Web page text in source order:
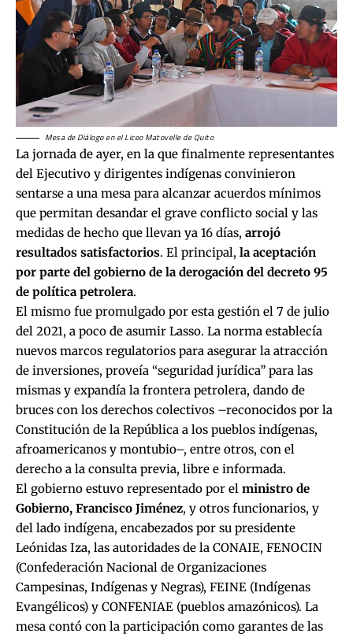
Mesa de Diálogo en el Liceo Matovelle de Quito
La jornada de ayer, en la que finalmente representantes
del Ejecutivo y dirigentes indígenas convinieron
sentarse a una mesa para alcanzar acuerdos mínimos
que permitan desandar el grave conflicto social y las
medidas de hecho que llevan ya 16 días, arrojó
resultados satisfactorios. El principal, la aceptación
por parte del gobierno de la derogación del decreto 95
de política petrolera.
El mismo fue promulgado por esta gestión el 7 de julio
del 2021, a poco de asumir Lasso. La norma establecía
nuevos marcos regulatorios para asegurar la atracción
de inversiones, proveía “seguridad jurídica” para las
mismas y expandía la frontera petrolera, dando de
bruces con los derechos colectivos –reconocidos por la
Constitución de la República a los pueblos indígenas,
afroamericanos y montubio–, entre otros, con el
derecho a la consulta previa, libre e informada.
El gobierno estuvo representado por el ministro de
Gobierno, Francisco Jiménez, y otros funcionarios, y
del lado indígena, encabezados por su presidente
Leónidas Iza, las autoridades de la CONAIE, FENOCIN
(Confederación Nacional de Organizaciones
Campesinas, Indígenas y Negras), FEINE (Indígenas
Evangélicos) y CONFENIAE (pueblos amazónicos). La
mesa contó con la participación como garantes de las